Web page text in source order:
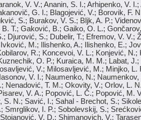
V. V.; Ananin, S. I.; Arhipenko, V.
G. I.; Blagojević, V.; Borovik, F.
S.; Burakov, V. S.; Bljk, A. P.;
B. T.; Gaković, B.; Gaiko, O. L.;
Djurović, S.; Dubelir, T.; Efremov, V. V.;
M.; Ilishenko, A.; Ilishenko, E.;
R.; Koncevoi, V. L.; Konjević, N.;
O. P.; Kuraica, M. M.; Labat,
V.; Milosavljević, M.; Minjko, L.
V. I.; Naumenko, N.; Naumenkov,
Nenadović, T. M.; Okovity, V.; Orlov, L.
V. A.; Popović, L. Č.; Popović, M.
S. N.; Savić, I.; Sahal - Brechot, S.;
Smrglikov, I. P.; Sobolevskij, S.;
V. D.; Shimanovich, V.;